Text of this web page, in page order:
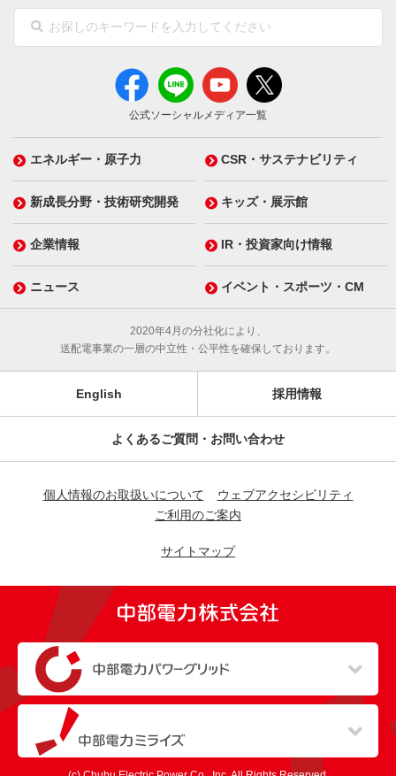
公式ソーシャルメディア一覧
エネルギー・原子力 CSR・サステナビリティ
新成長分野・技術研究開発 キッズ・展示館
企業情報 IR・投資家向け情報
ニュース イベント・スポーツ・CM
2020年4月の分社化により、
送配電事業の一層の中立性・公平性を確保しております。
English 採用情報
よくあるご質問・お問い合わせ
個人情報のお取扱いについて
ウェブアクセシビリティ
ご利用のご案内
サイトマップ
（新しいウィンドウを開きます）
（新しいウィンドウを開きます）